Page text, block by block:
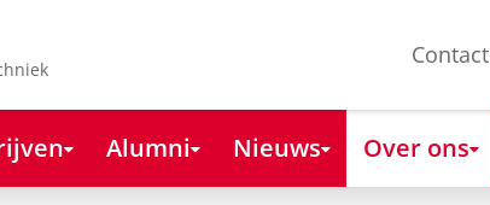
Contact
Alumni Nieuws Over ons